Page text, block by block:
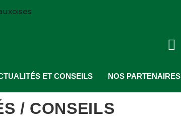
ET CONSEILS NOS PARTENAIRES
/ CONSEILS